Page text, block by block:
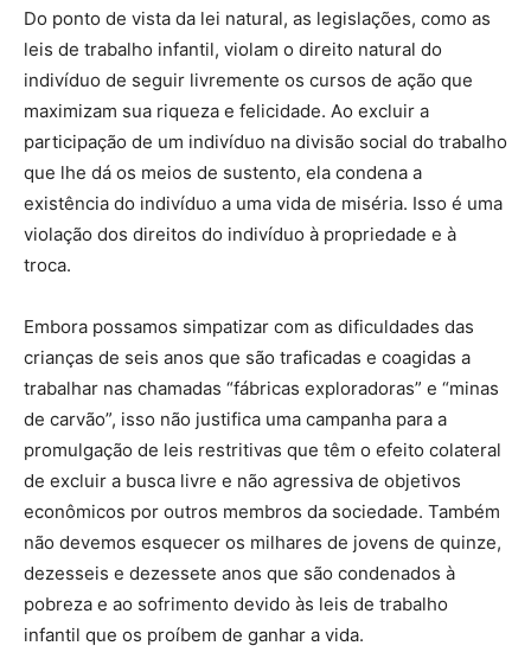
Do ponto de vista da lei natural, as legislações, como as
leis de trabalho infantil, violam o direito natural do
indivíduo de seguir livremente os cursos de ação que
maximizam sua riqueza e felicidade. Ao excluir a
participação de um indivíduo na divisão social do trabalho
que lhe dá os meios de sustento, ela condena a
existência do indivíduo a uma vida de miséria. Isso é uma
violação dos direitos do indivíduo à propriedade e à
troca.
Embora possamos simpatizar com as dificuldades das
crianças de seis anos que são traficadas e coagidas a
trabalhar nas chamadas “fábricas exploradoras” e “minas
de carvão”, isso não justifica uma campanha para a
promulgação de leis restritivas que têm o efeito colateral
de excluir a busca livre e não agressiva de objetivos
econômicos por outros membros da sociedade. Também
não devemos esquecer os milhares de jovens de quinze,
dezesseis e dezessete anos que são condenados à
pobreza e ao sofrimento devido às leis de trabalho
infantil que os proíbem de ganhar a vida.